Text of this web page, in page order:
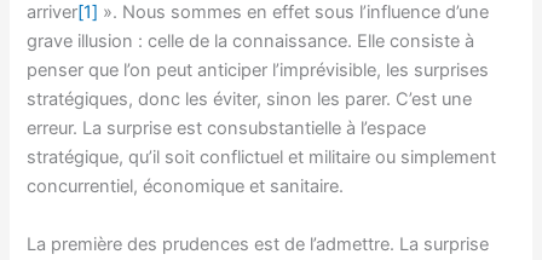
arriver[1] ». Nous sommes en effet sous l’influence d’une
grave illusion : celle de la connaissance. Elle consiste à
penser que l’on peut anticiper l’imprévisible, les surprises
stratégiques, donc les éviter, sinon les parer. C’est une
erreur. La surprise est consubstantielle à l’espace
stratégique, qu’il soit conflictuel et militaire ou simplement
concurrentiel, économique et sanitaire.
La première des prudences est de l’admettre. La surprise